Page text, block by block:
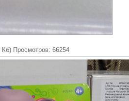
Кб) Просмотров: 66254